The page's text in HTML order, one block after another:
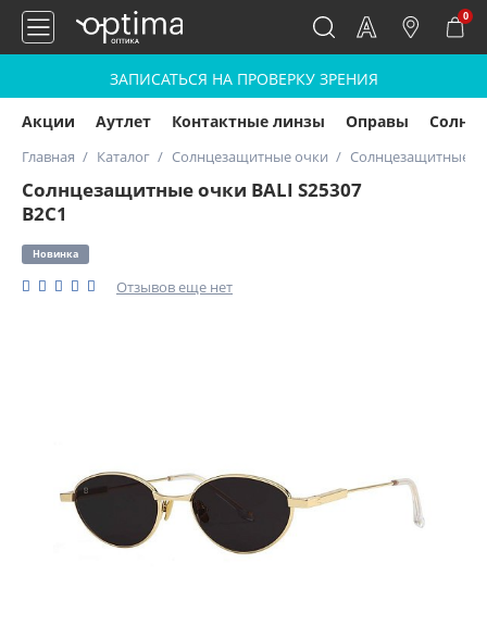
0
ЗАПИСАТЬСЯ НА ПРОВЕРКУ ЗРЕНИЯ
Акции Аутлет Контактные линзы Оправы
Главная Каталог Солнцезащитные очки Солнцезащитные
Солнцезащитные очки BALI S25307
B2C1
Новинка
Отзывов еще нет